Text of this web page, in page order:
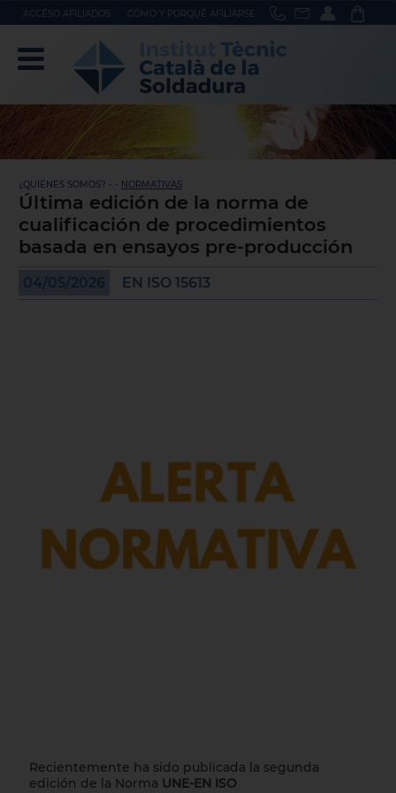
ACCÉSO AFILIADOS CÓMO Y PORQUÉ AFILIARSE
¿QUIÉNES SOMOS? - - NORMATIVAS
Última edición de la norma de
cualificación de procedimientos
basada en ensayos pre-producción
04/05/2026 EN ISO 15613
Recientemente ha sido publicada la segunda
edición de la Norma UNE-EN ISO